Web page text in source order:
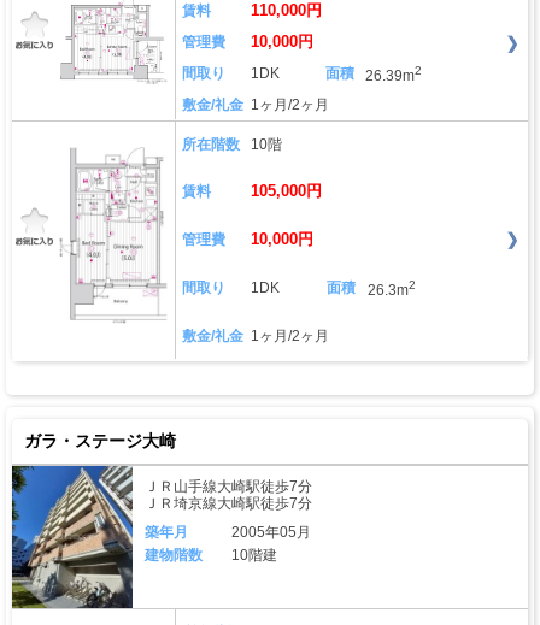
賃料
110,000円
管理費 10,000円
間取り 1DK 面積 26.39m2
敷金/礼金 1ヶ月/2ヶ月
所在階数 10階
賃料 105,000円
管理費 10,000円
間取り 1DK 面積 26.3m2
敷金/礼金 1ヶ月/2ヶ月
ガラ・ステージ大崎
ＪＲ山手線大崎駅徒歩7分
ＪＲ埼京線大崎駅徒歩7分
築年月
2005年05月
建物階数
10階建